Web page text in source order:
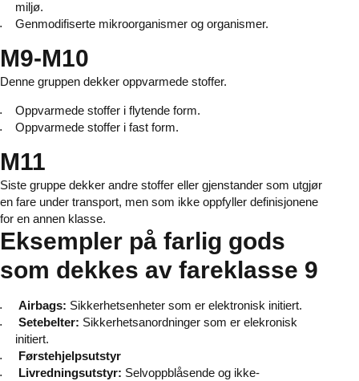
miljø.
Genmodifiserte mikroorganismer og organismer.
M9-M10
Denne gruppen dekker oppvarmede stoffer.
Oppvarmede stoffer i flytende form.
Oppvarmede stoffer i fast form.
M11
Siste gruppe dekker andre stoffer eller gjenstander som utgjør
en fare under transport, men som ikke oppfyller definisjonene
for en annen klasse.
Eksempler på farlig gods
som dekkes av fareklasse 9
Airbags: Sikkerhetsenheter som er elektronisk initiert.
Setebelter: Sikkerhetsanordninger som er elekronisk
initiert.
Førstehjelpsutstyr
Livredningsutstyr: Selvoppblåsende og ikke-